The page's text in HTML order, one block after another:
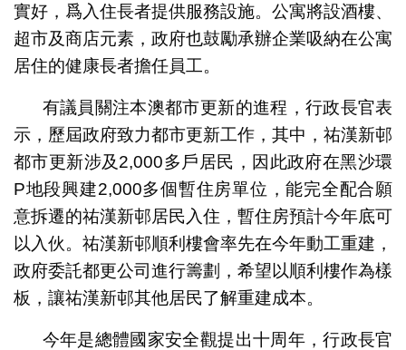
實好，爲入住長者提供服務設施。公寓將設酒樓、
超市及商店元素，政府也鼓勵承辦企業吸納在公寓
居住的健康長者擔任員工。
有議員關注本澳都市更新的進程，行政長官表
示，歷屆政府致力都市更新工作，其中，祐漢新邨
都市更新涉及2,000多戶居民，因此政府在黑沙環
P地段興建2,000多個暫住房單位，能完全配合願
意拆遷的祐漢新邨居民入住，暫住房預計今年底可
以入伙。祐漢新邨順利樓會率先在今年動工重建，
政府委託都更公司進行籌劃，希望以順利樓作為樣
板，讓祐漢新邨其他居民了解重建成本。
今年是總體國家安全觀提出十周年，行政長官